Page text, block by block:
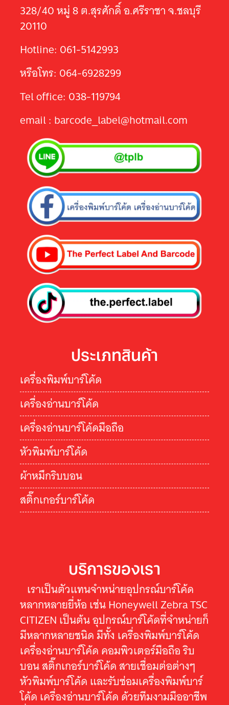
328/40 หมู่ 8 ต.สุรศักดิ์ อ.ศรีราชา จ.ชลบุรี
20110
Hotline: 061-5142993
หรือโทร: 064-6928299
Tel office: 038-119794
email : barcode_label@hotmail.com
ประเภทสินค้า
เครื่องพิมพ์บาร์โค้ด
เครื่องอ่านบาร์โค้ด
เครื่องอ่านบาร์โค้ดมือถือ
หัวพิมพ์บาร์โค้ด
ผ้าหมึกริบบอน
สติ๊กเกอร์บาร์โค้ด
บริการของเรา
เราเป็นตัวแทนจำหน่ายอุปกรณ์บาร์โค้ด
หลากหลายยี่ห้อ เช่น Honeywell Zebra TSC
CITIZEN เป็นต้น อุปกรณ์บาร์โค้ดที่จำหน่ายก็
มีหลากหลายชนิด มีทั้ง เครื่องพิมพ์บาร์โค้ด
เครื่องอ่านบาร์โค้ด คอมพิวเตอร์มือถือ ริบ
บอน สติ๊กเกอร์บาร์โค้ด สายเชื่อมต่อต่างๆ
หัวพิมพ์บาร์โค้ด และรับซ่อมเครื่องพิมพ์บาร์
โค้ด เครื่องอ่านบาร์โค้ด ด้วยทีมงามมืออาชีพ